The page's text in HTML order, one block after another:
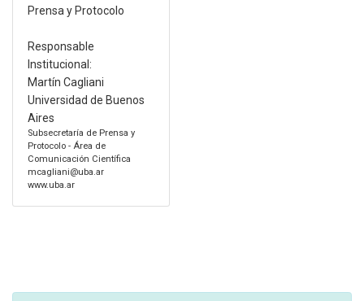
Prensa y Protocolo
Responsable
Institucional:
Martín Cagliani
Universidad de Buenos
Aires
Subsecretaría de Prensa y
Protocolo - Área de
Comunicación Científica
mcagliani@uba.ar
www.uba.ar